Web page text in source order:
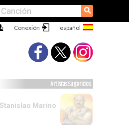
⚲
Conexión
Artistas Sugeridos
Stanislao Marino